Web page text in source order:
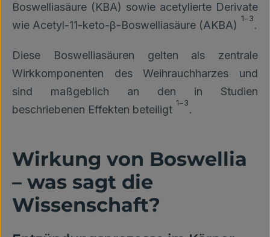
Boswelliasäure (KBA) sowie acetylierte Derivate
wie Acetyl-11-keto-β-Boswelliasäure (AKBA)
1–3
.
Diese Boswelliasäuren gelten als zentrale
Wirkkomponenten des Weihrauchharzes und
sind maßgeblich an den in Studien
beschriebenen Effekten beteiligt
1–3
.
Wirkung von Boswellia
– was sagt die
Wissenschaft?